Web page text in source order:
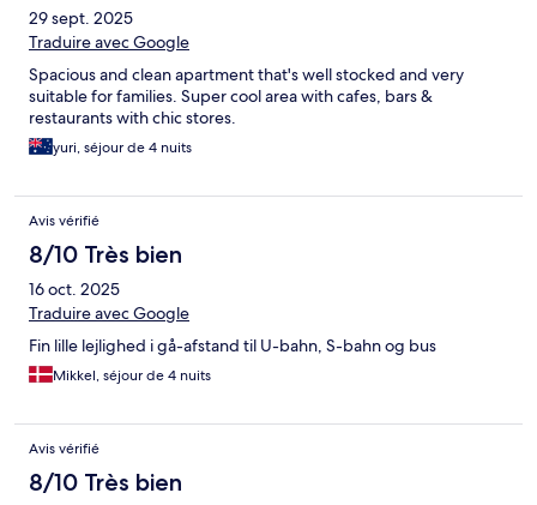
29 sept. 2025
Traduire avec Google
Spacious and clean apartment that's well stocked and very
suitable for families. Super cool area with cafes, bars &
restaurants with chic stores.
yuri, séjour de 4 nuits
Avis vérifié
8/10 Très bien
16 oct. 2025
Traduire avec Google
Fin lille lejlighed i gå-afstand til U-bahn, S-bahn og bus
Mikkel, séjour de 4 nuits
Avis vérifié
8/10 Très bien